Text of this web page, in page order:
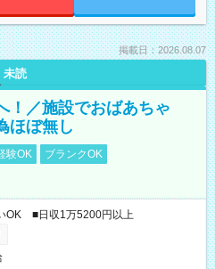
掲載日：2026.08.07
未読
！／施設でおばあちゃ
ほぼ無し
験OK
ブランクOK
OK ■日収1万5200円以上